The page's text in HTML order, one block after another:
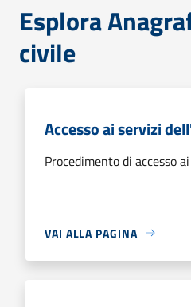
Esplora
civile
Accesso ai servizi
Procedimento di accesso
VAI ALLA PAGINA